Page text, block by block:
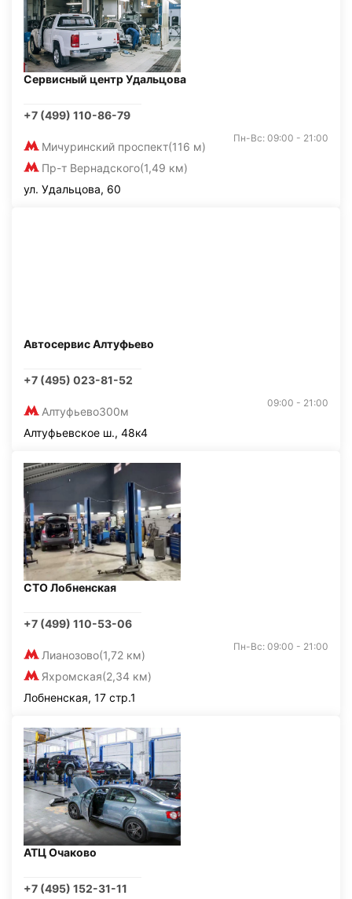
Сервисный центр Удальцова
+7 (499) 110-86-79
Мичуринский проспект(116 м)
Пр-т Вернадского(1,49 км)
Пн-Вс: 09:00 - 21:00
ул. Удальцова, 60
Автосервис Алтуфьево
+7 (495) 023-81-52
Алтуфьево300м
09:00 - 21:00
Алтуфьевское ш., 48к4
СТО Лобненская
+7 (499) 110-53-06
Лианозово(1,72 км)
Яхромская(2,34 км)
Пн-Вс: 09:00 - 21:00
Лобненская, 17 стр.1
АТЦ Очаково
+7 (495) 152-31-11